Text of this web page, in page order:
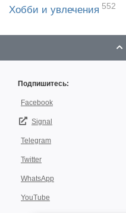
Хобби и увлечения 552
Подпишитесь:
Facebook
Signal
Telegram
Twitter
WhatsApp
YouTube